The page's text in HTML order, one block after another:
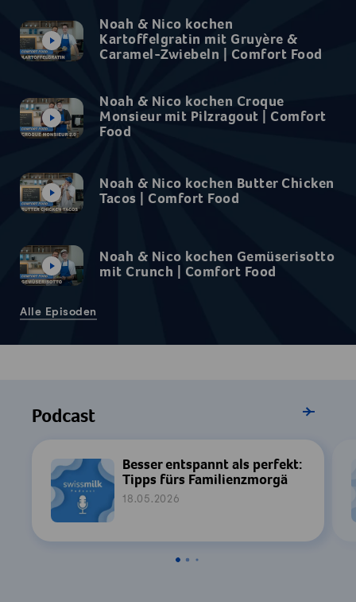
Sie in unsererDatenschutzerklärung
Zustimmen & Anzeigen
Noah & Nico kochen
Kartoffelgratin mit Gruyère &
Caramel-Zwiebeln | Comfort Food
Noah & Nico kochen Croque
Monsieur mit Pilzragout | Comfort
Food
Noah & Nico kochen Butter Chicken
Tacos | Comfort Food
Noah & Nico kochen Gemüserisotto
mit Crunch | Comfort Food
Alle Episoden
Podcast
Besser entspannt als perfekt:
Tipps fürs Familienzmorgä
18.05.2026